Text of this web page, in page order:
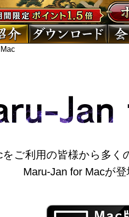
をご利用の皆様から多く
Maru-Jan for Macが登